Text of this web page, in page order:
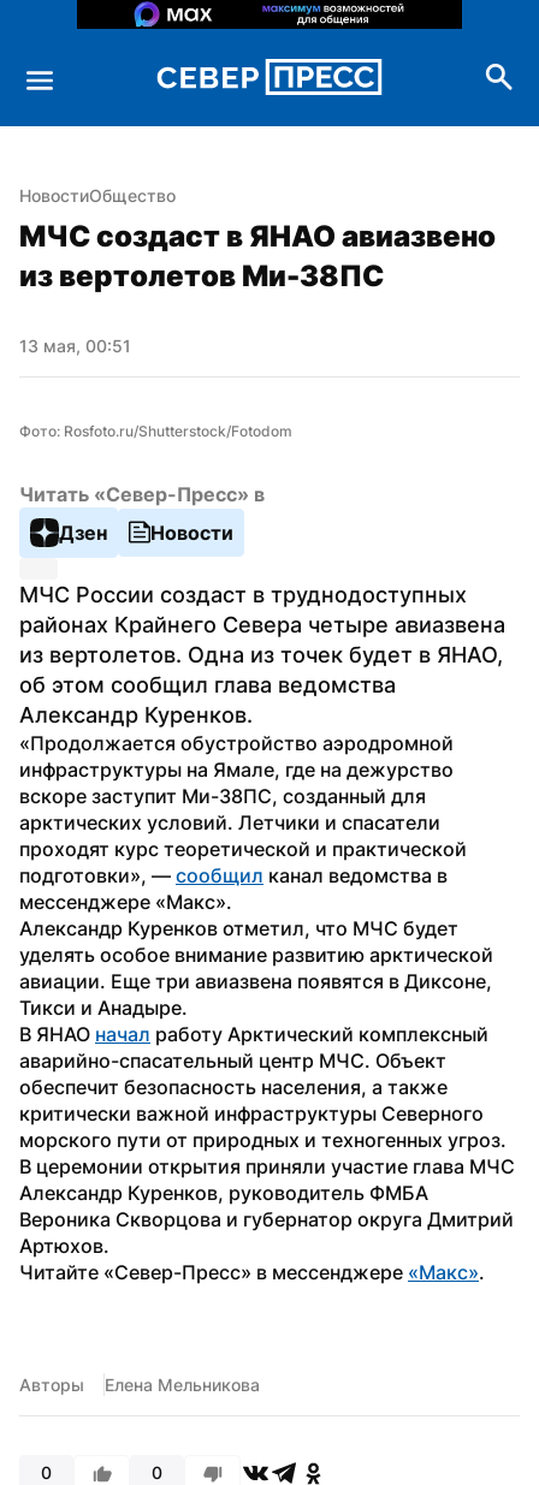
НовостиОбщество
МЧС создаст в ЯНАО авиазвено
из вертолетов Ми-38ПС
13 мая, 00:51
Фото: Rosfoto.ru/Shutterstock/Fotodom
Читать «Север-Пресс» в
Дзен
Новости
МЧС России создаст в труднодоступных
районах Крайнего Севера четыре авиазвена
из вертолетов. Одна из точек будет в ЯНАО,
об этом сообщил глава ведомства
Александр Куренков.
«Продолжается обустройство аэродромной
инфраструктуры на Ямале, где на дежурство
вскоре заступит Ми-38ПС, созданный для
арктических условий. Летчики и спасатели
проходят курс теоретической и практической
подготовки», — сообщил канал ведомства в
мессенджере «Макс».
Александр Куренков отметил, что МЧС будет
уделять особое внимание развитию арктической
авиации. Еще три авиазвена появятся в Диксоне,
Тикси и Анадыре.
В ЯНАО начал работу Арктический комплексный
аварийно-спасательный центр МЧС. Объект
обеспечит безопасность населения, а также
критически важной инфраструктуры Северного
морского пути от природных и техногенных угроз.
В церемонии открытия приняли участие глава МЧС
Александр Куренков, руководитель ФМБА
Вероника Скворцова и губернатор округа Дмитрий
Артюхов.
Читайте «Север-Пресс» в мессенджере «Макс».
Авторы Елена Мельникова
0 0